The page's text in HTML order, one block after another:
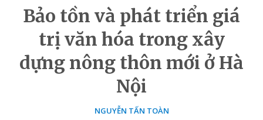
Bảo tồn và phát triển giá
trị văn hóa trong xây
dựng nông thôn mới ở Hà
Nội
NGUYỄN TẤN TOÀN